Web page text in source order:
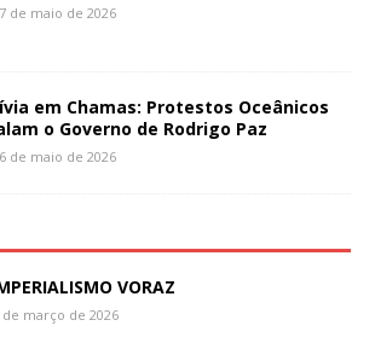
de maio de 2026
em Chamas: Protestos Oceânicos
o Governo de Rodrigo Paz
de maio de 2026
VORAZ
de março de 2026